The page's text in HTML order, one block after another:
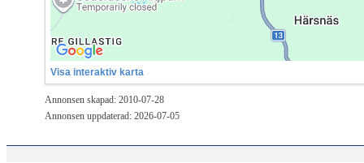
Visa interaktiv karta
Annonsen skapad: 2010-07-28
Annonsen uppdaterad: 2026-07-05